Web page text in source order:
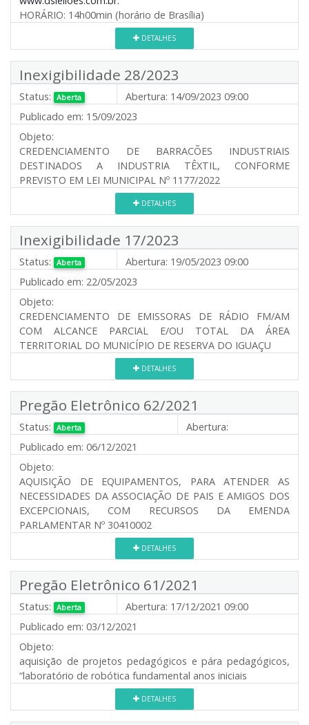
HORÁRIO: 14h00min (horário de Brasília)
DETALHES
Inexigibilidade 28/2023
Status: Aberta Abertura: 14/09/2023 09:00
Publicado em: 15/09/2023
Objeto:
CREDENCIAMENTO DE BARRACÕES INDUSTRIAIS
DESTINADOS A INDUSTRIA TÊXTIL, CONFORME
PREVISTO EM LEI MUNICIPAL Nº 1177/2022
DETALHES
Inexigibilidade 17/2023
Status: Aberta Abertura: 19/05/2023 09:00
Publicado em: 22/05/2023
Objeto:
CREDENCIAMENTO DE EMISSORAS DE RÁDIO FM/AM
COM ALCANCE PARCIAL E/OU TOTAL DA ÁREA
TERRITORIAL DO MUNICÍPIO DE RESERVA DO IGUAÇU
DETALHES
Pregão Eletrônico 62/2021
Status: Aberta
Abertura:
Publicado em: 06/12/2021
Objeto:
AQUISIÇÃO DE EQUIPAMENTOS, PARA ATENDER AS
NECESSIDADES DA ASSOCIAÇÃO DE PAIS E AMIGOS DOS
EXCEPCIONAIS, COM RECURSOS DA EMENDA
PARLAMENTAR Nº 30410002
DETALHES
Pregão Eletrônico 61/2021
Status: Aberta Abertura: 17/12/2021 09:00
Publicado em: 03/12/2021
Objeto:
aquisição de projetos pedagógicos e pára pedagógicos,
“laboratório de robótica fundamental anos iniciais
DETALHES